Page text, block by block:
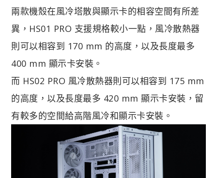
兩款機殼在風冷塔散與顯示卡的相容空間有所差
異，HS01 PRO 支援規格較小一點，風冷散熱器
則可以相容到 170 mm 的高度，以及長度最多
400 mm 顯示卡安裝。
而 HS02 PRO 風冷散熱器則可以相容到 175 mm
的高度，以及長度最多 420 mm 顯示卡安裝，留
有較多的空間給高階風冷和顯示卡安裝。